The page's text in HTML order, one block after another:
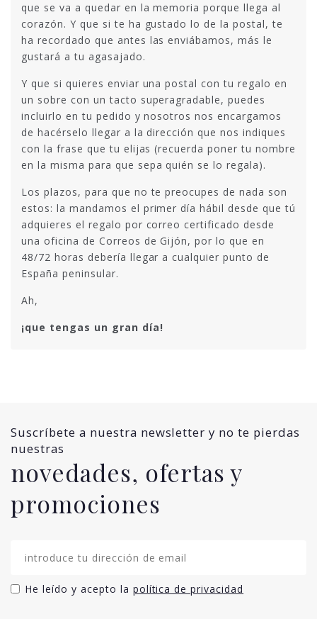
que se va a quedar en la memoria porque llega al
corazón. Y que si te ha gustado lo de la postal, te
ha recordado que antes las enviábamos, más le
gustará a tu agasajado.
Y que si quieres enviar una postal con tu regalo en
un sobre con un tacto superagradable, puedes
incluirlo en tu pedido y nosotros nos encargamos
de hacérselo llegar a la dirección que nos indiques
con la frase que tu elijas (recuerda poner tu nombre
en la misma para que sepa quién se lo regala).
Los plazos, para que no te preocupes de nada son
estos: la mandamos el primer día hábil desde que tú
adquieres el regalo por correo certificado desde
una oficina de Correos de Gijón, por lo que en
48/72 horas debería llegar a cualquier punto de
España peninsular.
Ah,
¡que tengas un gran día!
Suscríbete a nuestra newsletter y no te pierdas
nuestras
novedades, ofertas y
promociones
He leído y acepto la política de privacidad